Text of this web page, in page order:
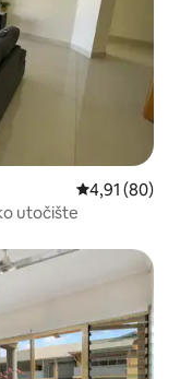
Prosječna
4,91 (80)
utočište